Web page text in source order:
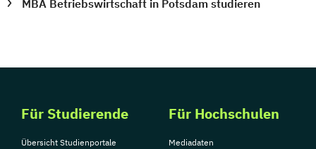
MBA Betriebswirtschaft in Potsdam studieren
Für Studierende
Übersicht Studienportale
Für Hochschulen
Mediadaten